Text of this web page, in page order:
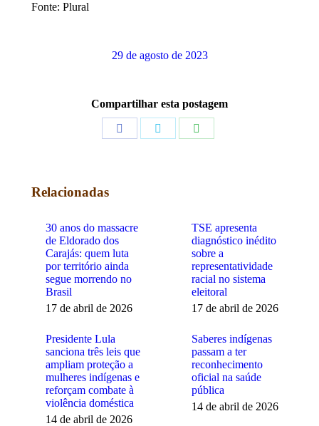
Fonte: Plural
29 de agosto de 2023
Compartilhar esta postagem
Relacionadas
30 anos do massacre
de Eldorado dos
Carajás: quem luta
por território ainda
segue morrendo no
Brasil
17 de abril de 2026
TSE apresenta
diagnóstico inédito
sobre a
representatividade
racial no sistema
eleitoral
17 de abril de 2026
Presidente Lula
sanciona três leis que
ampliam proteção a
mulheres indígenas e
reforçam combate à
violência doméstica
14 de abril de 2026
Saberes indígenas
passam a ter
reconhecimento
oficial na saúde
pública
14 de abril de 2026